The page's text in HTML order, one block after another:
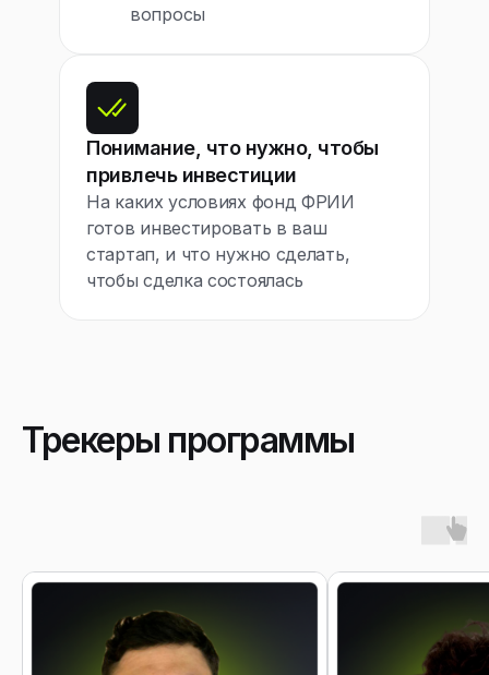
вопросы
Понимание, что нужно, чтобы
привлечь инвестиции
На каких условиях фонд ФРИИ
готов инвестировать в ваш
стартап, и что нужно сделать,
чтобы сделка состоялась
Трекеры программы